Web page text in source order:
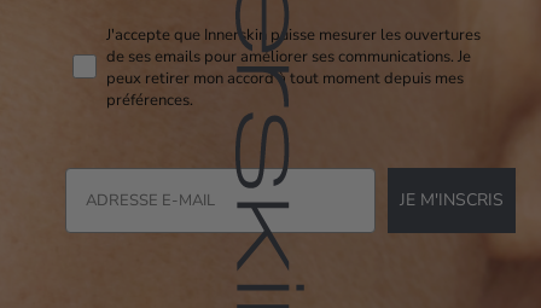
Consent pixel openi
J'accepte que Innerskin puisse mesurer les ouvertures
de ses emails pour améliorer ses communications. Je
peux retirer mon accord à tout moment depuis mes
préférences.
JE M'INSCRIS